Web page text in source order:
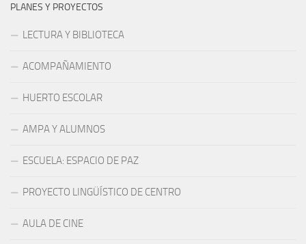
PLANES Y PROYECTOS
LECTURA Y BIBLIOTECA
ACOMPAÑAMIENTO
HUERTO ESCOLAR
AMPA Y ALUMNOS
ESCUELA: ESPACIO DE PAZ
PROYECTO LINGÜÍSTICO DE CENTRO
AULA DE CINE